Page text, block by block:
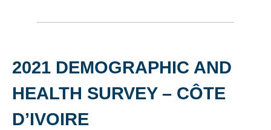
2021 DEMOGRAPHIC AND
HEALTH SURVEY – CÔTE
D’IVOIRE